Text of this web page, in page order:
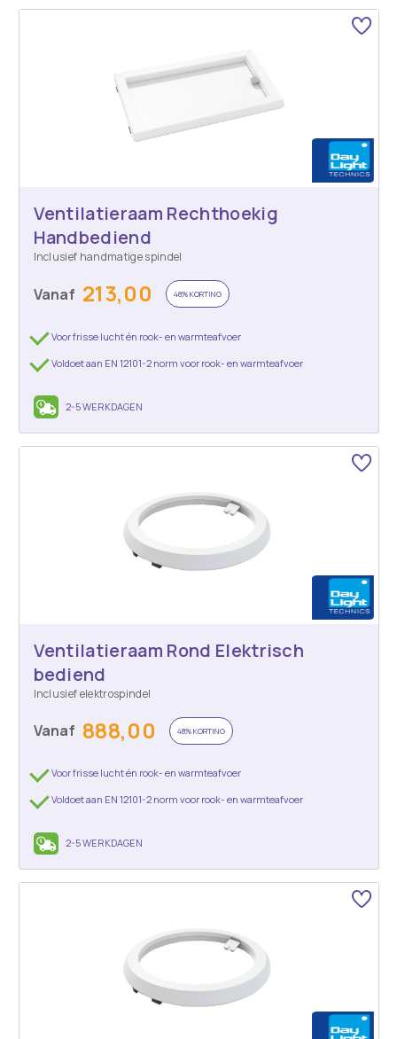
Ventilatieraam Rechthoekig
Handbediend
Inclusief handmatige spindel
Vanaf 213,00 48% KORTING
Voor frisse lucht én rook- en warmteafvoer
Voldoet aan EN 12101-2 norm voor rook- en warmteafvoer
2-5 WERKDAGEN
Ventilatieraam Rond Elektrisch
bediend
Inclusief elektrospindel
Vanaf 888,00 48% KORTING
Voor frisse lucht én rook- en warmteafvoer
Voldoet aan EN 12101-2 norm voor rook- en warmteafvoer
2-5 WERKDAGEN